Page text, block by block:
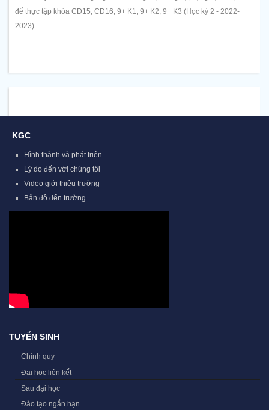
để thực tập khóa CĐ15, CĐ16, 9+ K1, 9+ K2, 9+ K3 (Học kỳ 2 - 2022-
2023)
KGC
Hình thành và phát triển
Lý do đến với chúng tôi
Video giới thiệu trường
Bản đồ đến trường
TUYỂN SINH
Chính quy
Đại học liên kết
Sau đại học
Đào tạo ngắn hạn